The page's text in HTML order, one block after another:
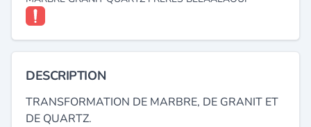
DESCRIPTION
TRANSFORMATION DE MARBRE, DE GRANIT ET
DE QUARTZ.